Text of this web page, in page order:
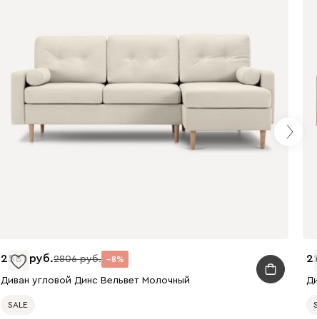
699
2581 2806 8
Диван угловой Динс Вельвет Молочный
SALE